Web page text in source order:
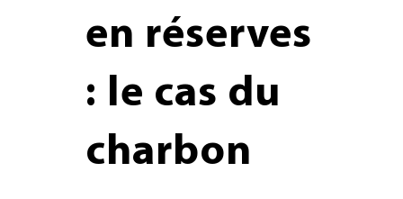
en réserves
: le cas du
charbon